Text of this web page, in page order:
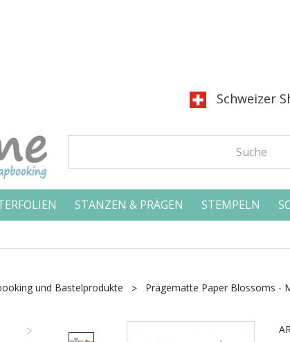
Schweizer
STANZEN & PRÄGEN STEMPELN
und Bastelprodukte Prägematte Paper Blossoms -